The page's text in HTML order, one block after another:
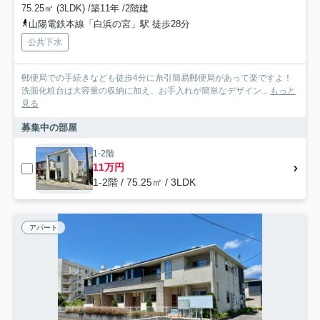
75.25㎡ (3LDK) /築11年 /2階建
山陽電鉄本線「白浜の宮」駅 徒歩28分
公共下水
郵便局での手続きなども徒歩4分に糸引簡易郵便局があって楽ですよ！
洗面化粧台は大容量の収納に加え、お手入れが簡単なデザイン... もっと
見る
募集中の部屋
1-2階
11万円
1-2階 / 75.25㎡ / 3LDK
アパート